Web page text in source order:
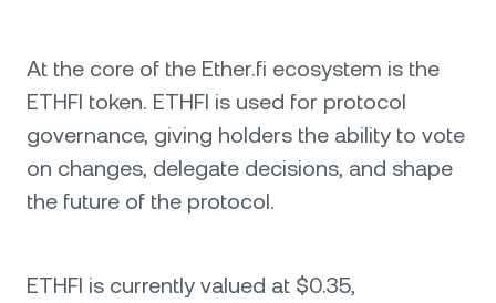
At the core of the Ether.fi ecosystem is the
ETHFI token. ETHFI is used for protocol
governance, giving holders the ability to vote
on changes, delegate decisions, and shape
the future of the protocol.
ETHFI is currently valued at $0.35,